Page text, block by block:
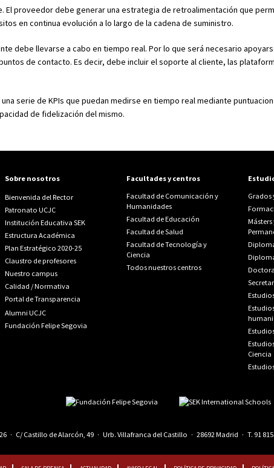
proveedor debe generar una estrategia de retroalimentación que
en continua evolución a lo largo de la cadena de suministro.
debe llevarse a cabo en tiempo real. Por lo que será necesario
de contacto. Es decir, debe incluir el soporte al cliente, las
serie de KPIs que puedan medirse en tiempo real mediante
de fidelización del mismo.
Sobre nosotros
Bienvenida del Rector
Patronato UCJC
Institución Educativa SEK
Estructura Académica
Plan Estratégico 2020-25
Claustro de profesores
Nuestro campus
Calidad /Normativa
Portal de Transparencia
Alumni UCJC
Fundación Felipe Segovia
Facultades y centros
Facultad de Comunicación y
Humanidades
Facultad de Educación
Facultad de Salud
Facultad de Tecnología y
Ciencia
Todos nuestros centros
Grados
Ciencia
· C/ Castillo de Alarcón, 49 · Urb. Villafranca del Castillo · 28692 Madrid · T. 91